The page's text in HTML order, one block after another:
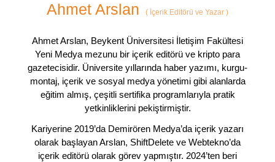
Ahmet Arslan ( İçerik Editörü ve Yazar )
Ahmet Arslan, Beykent Üniversitesi İletişim Fakültesi
Yeni Medya mezunu bir içerik editörü ve kripto para
gazetecisidir. Üniversite yıllarında haber yazımı, kurgu-
montaj, içerik ve sosyal medya yönetimi gibi alanlarda
eğitim almış, çeşitli sertifika programlarıyla pratik
yetkinliklerini pekiştirmiştir.
Kariyerine 2019’da Demirören Medya’da içerik yazarı
olarak başlayan Arslan, ShiftDelete ve Webtekno’da
içerik editörü olarak görev yapmıştır. 2024’ten beri